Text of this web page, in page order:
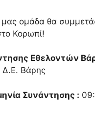
μας ομάδα θα
Κορωπί!
Εθελοντών
Δ.Ε. Βάρης
Συνάντησης :